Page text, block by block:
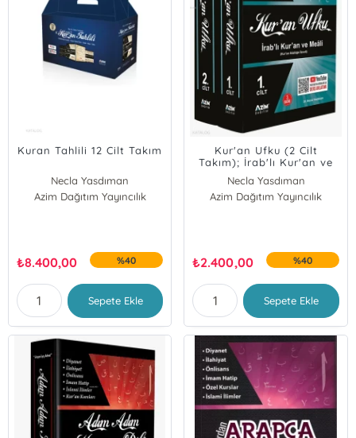
Kuran Tahlili 12 Cilt Takım
Necla Yasdıman
Azim Dağıtım Yayıncılık
₺8.400,00 %40
Sepete Ekle
Kur'an Ufku (2 Cilt
Takım); İrab'lı Kur'an ve
Meali
Necla Yasdıman
Azim Dağıtım Yayıncılık
₺2.400,00 %40
Sepete Ekle